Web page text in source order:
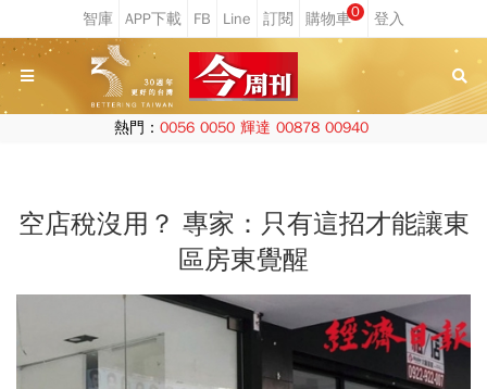
0
熱門： 0056 0050 輝達 00878 00940
空店稅沒用？ 專家：只有這招才能讓東
區房東覺醒